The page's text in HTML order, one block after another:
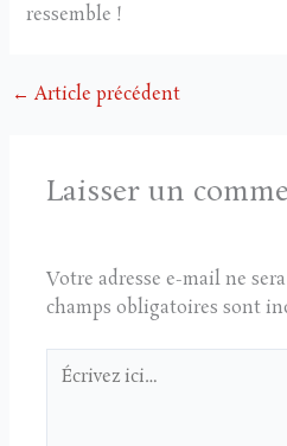
ressemble !
← Article précédent
Laisser un
Votre adresse e-mail ne
champs obligatoires sont
Écrivez
ici…